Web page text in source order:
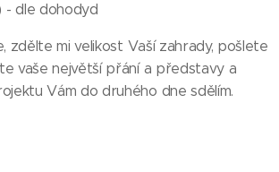
- dle dohodyd
zdělte mi velikost Vaší zahrady, pošlete
vaše největší přání a představy a
Vám do druhého dne sdělím.